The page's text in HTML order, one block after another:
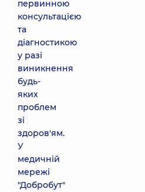
первинною
консультацією
та
діагностикою
у разі
виникнення
будь-
яких
проблем
зі
здоров'ям.
У
медичній
мережі
"Добробут"